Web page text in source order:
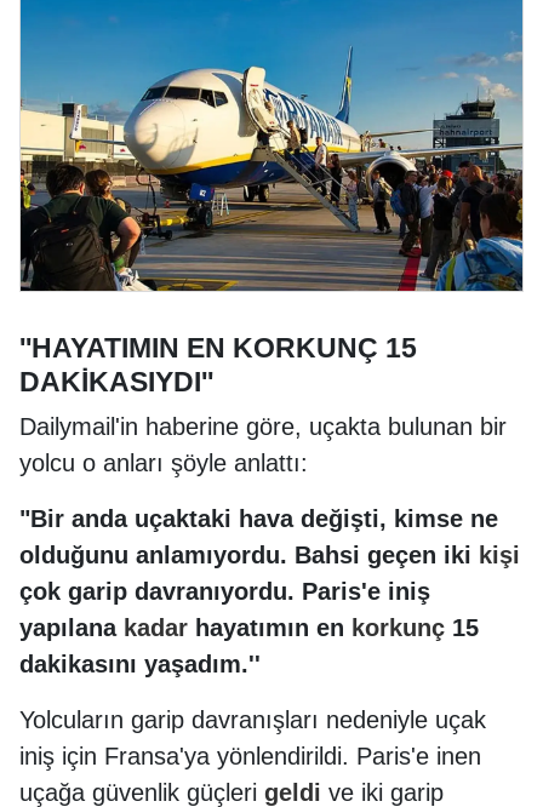
''HAYATIMIN EN KORKUNÇ 15
DAKİKASIYDI''
Dailymail'in haberine göre, uçakta bulunan bir
yolcu o anları şöyle anlattı:
"Bir anda uçaktaki hava değişti, kimse ne
olduğunu anlamıyordu. Bahsi geçen iki kişi
çok garip davranıyordu. Paris'e iniş
yapılana kadar hayatımın en korkunç 15
dakikasını yaşadım.''
Yolcuların garip davranışları nedeniyle uçak
iniş için Fransa'ya yönlendirildi. Paris'e inen
uçağa güvenlik güçleri geldi ve iki garip